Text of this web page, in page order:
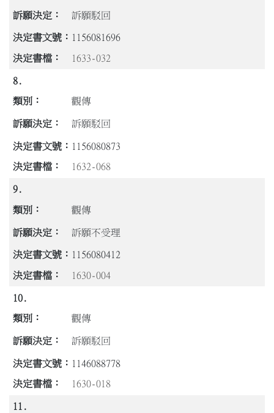
訴願駁回
1156081696
1633-032
8.
觀傳
訴願駁回
1156080873
1632-068
9.
觀傳
訴願不受理
1156080412
1630-004
10.
觀傳
訴願駁回
1146088778
1630-018
11.